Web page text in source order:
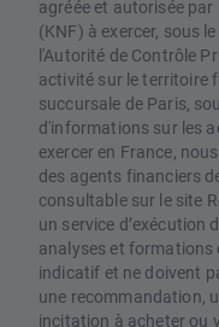
agréée et autorisée
(KNF) à exercer, sous
l'Autorité de Contrôle
activité sur le territoire
succursale de Paris,
d'informations sur les
exercer en France,
des agents financiers
consultable sur le site
un service d’exécution
analyses et
indicatif et ne doivent
une recommandation,
incitation à acheter ou